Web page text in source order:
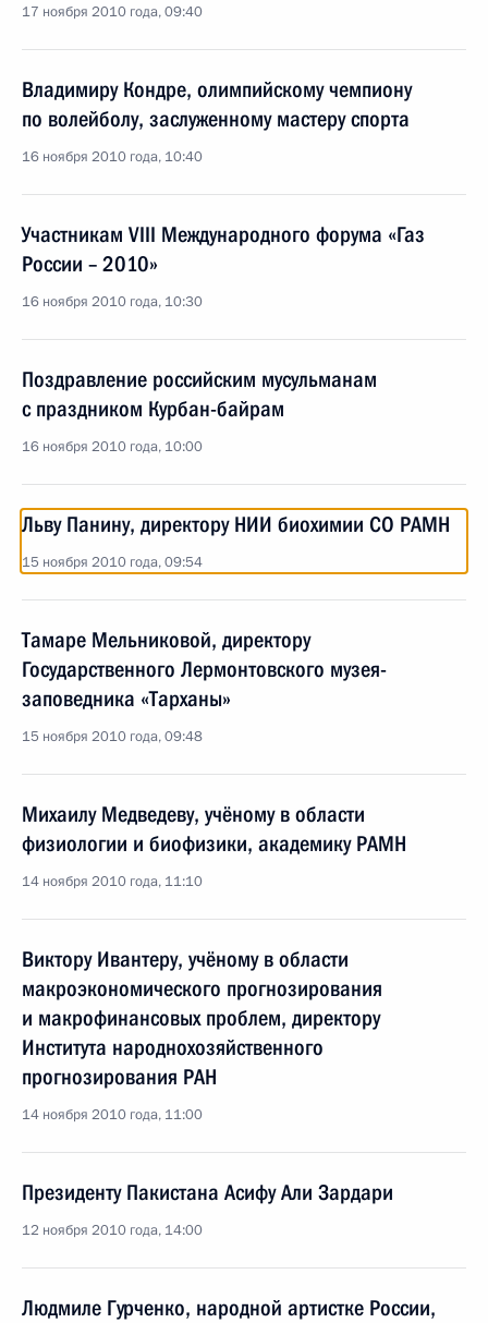
17 ноября 2010 года, 09:40
Владимиру Кондре, олимпийскому чемпиону
по волейболу, заслуженному мастеру спорта
16 ноября 2010 года, 10:40
Участникам VIII Международного форума «Газ
России – 2010»
16 ноября 2010 года, 10:30
Поздравление российским мусульманам
с праздником Курбан-байрам
16 ноября 2010 года, 10:00
Льву Панину, директору НИИ биохимии СО РАМН
15 ноября 2010 года, 09:54
Тамаре Мельниковой, директору
Государственного Лермонтовского музея-
заповедника «Тарханы»
15 ноября 2010 года, 09:48
Михаилу Медведеву, учёному в области
физиологии и биофизики, академику РАМН
14 ноября 2010 года, 11:10
Виктору Ивантеру, учёному в области
макроэкономического прогнозирования
и макрофинансовых проблем, директору
Института народнохозяйственного
прогнозирования РАН
14 ноября 2010 года, 11:00
Президенту Пакистана Асифу Али Зардари
12 ноября 2010 года, 14:00
Людмиле Гурченко, народной артистке России,